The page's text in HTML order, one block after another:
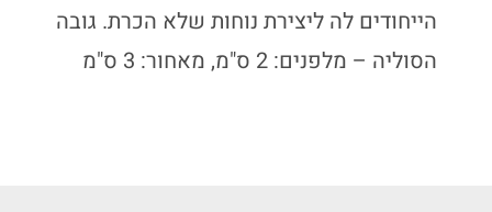
הייחודים לה ליצירת נוחות שלא הכרת. גובה
הסוליה – מלפנים: 2 ס"מ, מאחור: 3 ס"מ